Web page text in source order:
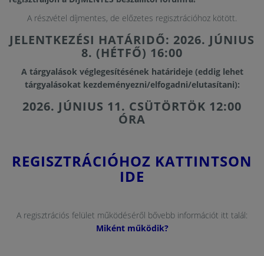
A részvétel díjmentes, de előzetes regisztrációhoz kötött.
JELENTKEZÉSI HATÁRIDŐ: 2026. JÚNIUS
8. (HÉTFŐ) 16:00
A tárgyalások véglegesítésének határideje (eddig lehet
tárgyalásokat kezdeményezni/elfogadni/elutasítani):
2026. JÚNIUS 11. CSÜTÖRTÖK 12:00
ÓRA
REGISZTRÁCIÓHOZ KATTINTSON
IDE
A regisztrációs felület működéséről bővebb információt itt talál:
Miként működik?